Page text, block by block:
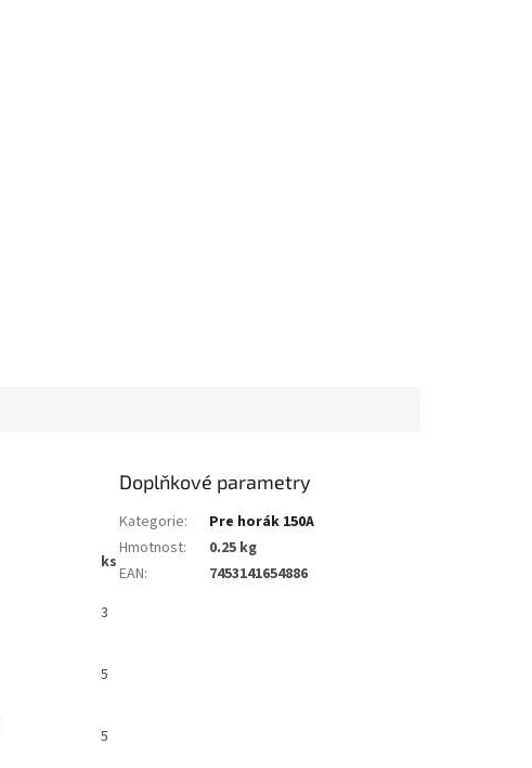
ks
3
5
5
Doplňkové parametry
Kategorie:
Pre horák 150A
Hmotnost:
0.25 kg
EAN: 7453141654886